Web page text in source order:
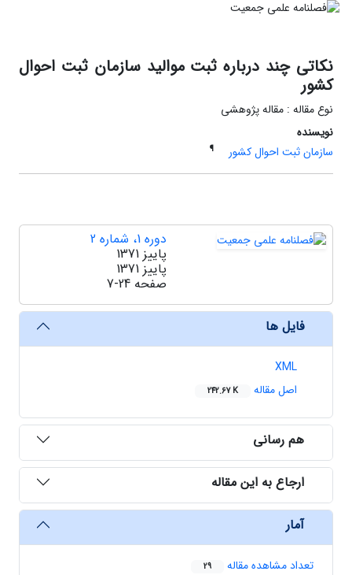
نکاتی چند درباره ثبت موالید سازمان ثبت احوال
کشور
نوع مقاله : مقاله پژوهشی
نویسنده
سازمان ثبت احوال کشور
¶
دوره 1، شماره 2
پاییز 1371
پاییز 1371
صفحه 7-24
فایل ها
XML
اصل مقاله
242.67 K
هم رسانی
ارجاع به این مقاله
آمار
تعداد مشاهده مقاله 29